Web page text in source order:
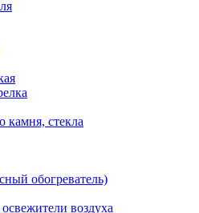
камня, стекла
обогреватель)
воздуха